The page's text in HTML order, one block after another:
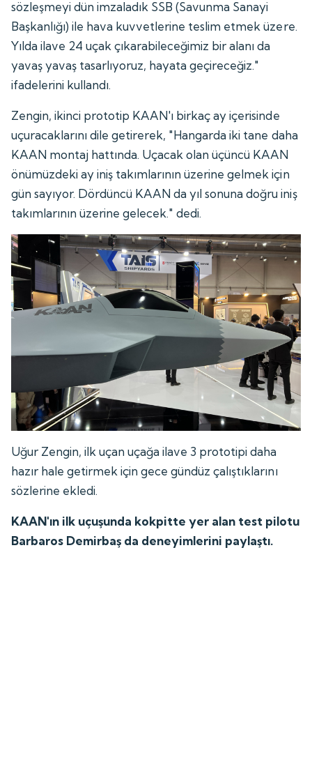
sözleşmeyi dün imzaladık SSB (Savunma Sanayi
Başkanlığı) ile hava kuvvetlerine teslim etmek üzere.
Yılda ilave 24 uçak çıkarabileceğimiz bir alanı da
yavaş yavaş tasarlıyoruz, hayata geçireceğiz."
ifadelerini kullandı.
Zengin, ikinci prototip KAAN'ı birkaç ay içerisinde
uçuracaklarını dile getirerek, "Hangarda iki tane daha
KAAN montaj hattında. Uçacak olan üçüncü KAAN
önümüzdeki ay iniş takımlarının üzerine gelmek için
gün sayıyor. Dördüncü KAAN da yıl sonuna doğru iniş
takımlarının üzerine gelecek." dedi.
Uğur Zengin, ilk uçan uçağa ilave 3 prototipi daha
hazır hale getirmek için gece gündüz çalıştıklarını
sözlerine ekledi.
KAAN'ın ilk uçuşunda kokpitte yer alan test pilotu
Barbaros Demirbaş da deneyimlerini paylaştı.